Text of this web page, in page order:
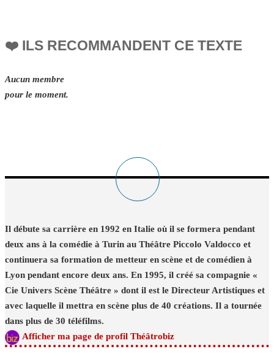
❤️ ILS RECOMMANDENT CE TEXTE
Aucun membre
pour le moment.
Il débute sa carrière en 1992 en Italie où il se formera pendant
deux ans à la comédie à Turin au Théâtre Piccolo Valdocco et
continuera sa formation de metteur en scène et de comédien à
Lyon pendant encore deux ans. En 1995, il créé sa compagnie «
Cie Univers Scène Théâtre » dont il est le Directeur Artistiques et
avec laquelle il mettra en scène plus de 40 créations. Il a tournée
dans plus de 30 téléfilms.
Afficher ma page de profil Théâtrobiz